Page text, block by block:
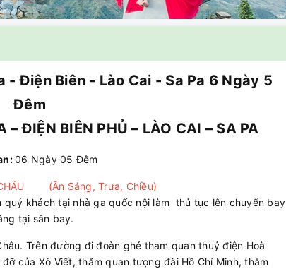
- Điện Biên - Lào Cai - Sa Pa 6 Ngày 5
Đêm
– ĐIỆN BIÊN PHỦ – LÀO CAI – SA PA
06 Ngày 05 Đêm
CHÂU (Ăn Sáng, Trưa, Chiều)
quý khách tại nhà ga quốc nội làm thủ tục lên chuyến bay
tại sân bay.
Trên đường đi đoàn ghé tham quan thuỷ điện Hoà
của Xô Viết, thăm quan tượng đài Hồ Chí Minh, thăm